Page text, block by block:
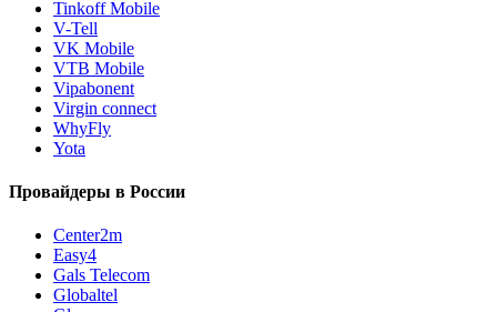
Tinkoff Mobile
V-Tell
VK Mobile
VTB Mobile
Vipabonent
Virgin connect
WhyFly
Yota
Провайдеры в России
Center2m
Easy4
Gals Telecom
Globaltel